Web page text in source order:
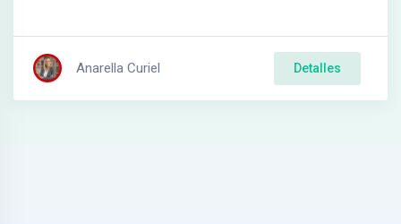
Anarella Curiel Detalles